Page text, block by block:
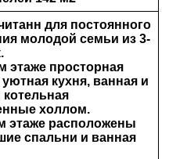
для постоянного
молодой семьи из 3-
этаже просторная
уютная кухня, ванная и
котельная
холлом.
этаже расположены
спальни и ванная